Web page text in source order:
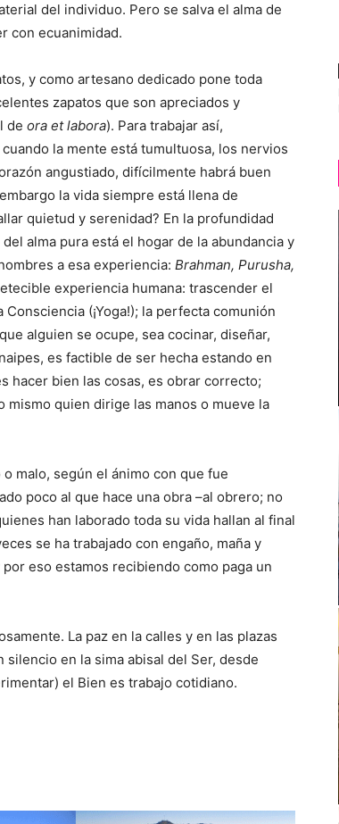
del individuo. Pero se salva el alma de
con ecuanimidad.
y como artesano dedicado pone toda
zapatos que son apreciados y
de ora et labora). Para trabajar así,
la mente está tumultuosa, los nervios
angustiado, difícilmente habrá buen
la vida siempre está llena de
quietud y serenidad? En la profundidad
alma pura está el hogar de la abundancia y
a esa experiencia: Brahman, Purusha,
experiencia humana: trascender el
(¡Yoga!); la perfecta comunión
alguien se ocupe, sea cocinar, diseñar,
es factible de ser hecha estando en
hacer bien las cosas, es obrar correcto;
mismo quien dirige las manos o mueve la
malo, según el ánimo con que fue
poco al que hace una obra –al obrero; no
han laborado toda su vida hallan al final
se ha trabajado con engaño, maña y
eso estamos recibiendo como paga un
La paz en la calles y en las plazas
en la sima abisal del Ser, desde
el Bien es trabajo cotidiano.